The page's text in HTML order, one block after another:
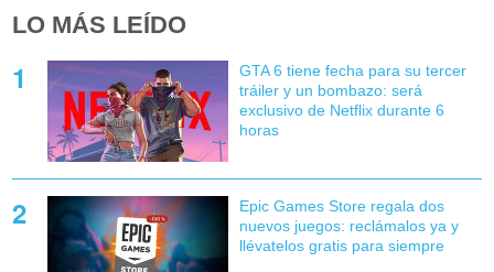
LO MÁS LEÍDO
GTA 6 tiene fecha para su tercer
tráiler y un bombazo: será
exclusivo de Netflix durante 6
horas
Epic Games Store regala dos
nuevos juegos: reclámalos ya y
llévatelos gratis para siempre